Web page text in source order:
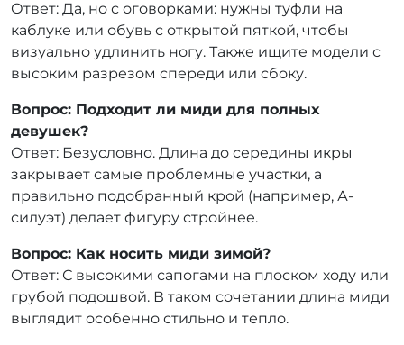
Ответ: Да, но с оговорками: нужны туфли на
каблуке или обувь с открытой пяткой, чтобы
визуально удлинить ногу. Также ищите модели с
высоким разрезом спереди или сбоку.
Вопрос: Подходит ли миди для полных
девушек?
Ответ: Безусловно. Длина до середины икры
закрывает самые проблемные участки, а
правильно подобранный крой (например, А-
силуэт) делает фигуру стройнее.
Вопрос: Как носить миди зимой?
Ответ: С высокими сапогами на плоском ходу или
грубой подошвой. В таком сочетании длина миди
выглядит особенно стильно и тепло.